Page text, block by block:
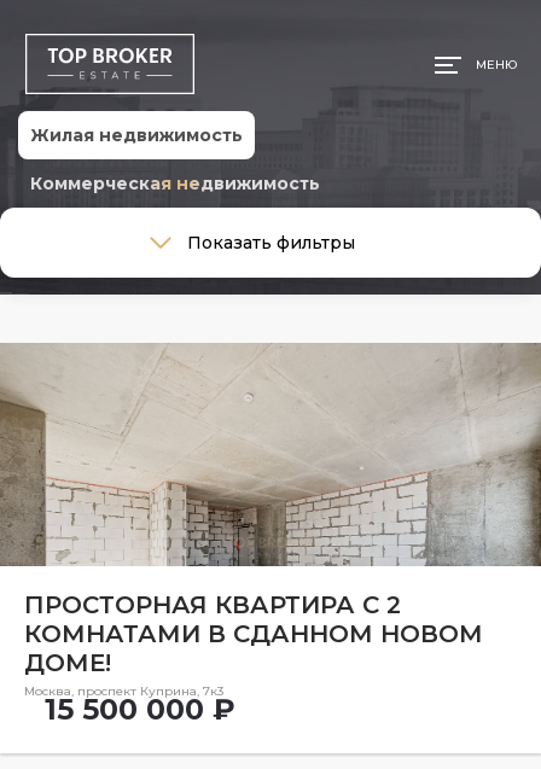
МЕНЮ
Жилая недвижимость
Коммерческая недвижимость
Тип сделки
Тип недвижимости
Ремонт
Ремонт
Район
Район
Метро
Метро
Количество комнат
Показать фильтры
ПРОСТОРНАЯ КВАРТИРА С 2
КОМНАТАМИ В СДАННОМ НОВОМ
ДОМЕ!
Москва, проспект Куприна, 7к3
15 500 000 ₽